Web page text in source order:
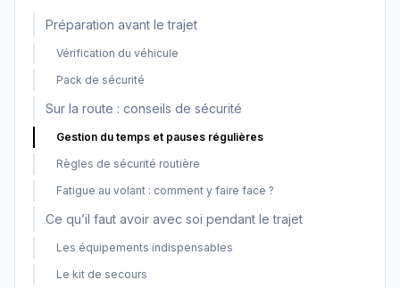
Préparation avant le trajet
Vérification du véhicule
Pack de sécurité
Sur la route : conseils de sécurité
Gestion du temps et pauses régulières
Règles de sécurité routière
Fatigue au volant : comment y faire face ?
Ce qu’il faut avoir avec soi pendant le trajet
Les équipements indispensables
Le kit de secours